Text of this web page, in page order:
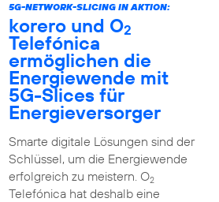
5G-NETWORK-SLICING IN AKTION:
korero und O2
Telefónica
ermöglichen die
Energiewende mit
5G-Slices für
Energieversorger
Smarte digitale Lösungen sind der
Schlüssel, um die Energiewende
erfolgreich zu meistern. O2
Telefónica hat deshalb eine